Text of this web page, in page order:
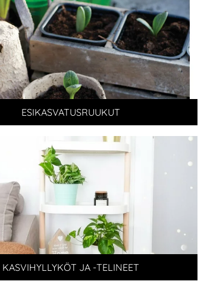
ESIKASVATUSRUUKUT
KASVIHYLLYKÖT JA -TELINEET